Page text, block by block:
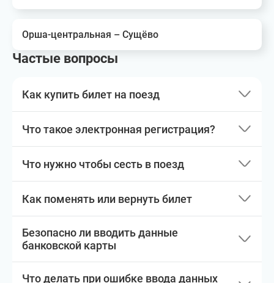
Орша-центральная – Сущёво
Частые вопросы
Как купить билет на поезд
Что такое электронная регистрация?
Что нужно чтобы сесть в поезд
Как поменять или вернуть билет
Безопасно ли вводить данные
банковской карты
Что делать при ошибке ввода данных